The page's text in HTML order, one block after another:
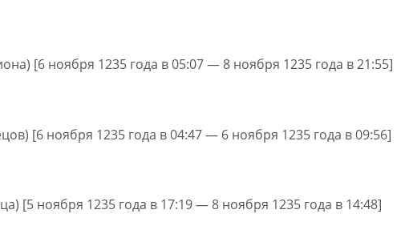
[6 ноября 1235 года в 05:07 — 8 ноября 1235 года в 21:55]
[6 ноября 1235 года в 04:47 — 6 ноября 1235 года в 09:56]
[5 ноября 1235 года в 17:19 — 8 ноября 1235 года в 14:48]